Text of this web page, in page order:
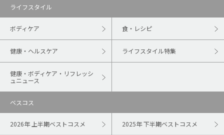
ライフスタイル
ボディケア 食・レシピ
健康・ヘルスケア ライフスタイル特集
健康・ボディケア・リフレッシ
ュニュース
ベスコス
2026年 上半期ベストコスメ 2025年 下半期ベストコスメ